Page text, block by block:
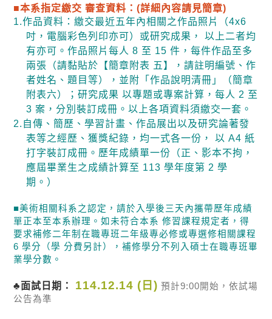
■本系指定繳交 審查資料：(詳細內容請見簡章)
1.作品資料：繳交最近五年內相關之作品照片（4x6
吋，電腦彩色列印亦可）或研究成果， 以上二者均
有亦可。作品照片每人 8 至 15件，每件作品至多
兩張（請黏貼於【簡章附表 五】，請註明編號、作
者姓名、題目等），並附「作品說明清冊」（簡章
附表六）；研究成果 以專題或專案計算，每人 2 至
3案，分別裝訂成冊。以上各項資料須繳交一套。
2. 自傳、簡歷、學習計畫、作品展出以及研究論著發
表等之經歷、獲獎紀錄，均一式各一份， 以 A4紙
打字裝訂成冊。歷年成績單一份（正、影本不拘，
應屆畢業生之成績計算至 113學年度第 2學
期。）
■美術相關科系之認定，請於入學後三天內攜帶歷年成績
單正本至本系辦理。如未符合本系 修習課程規定者，得
要求補修二年制在職專班二年級專必修或專選修相關課程
6學分（學 分費另計），補修學分不列入碩士在職專班畢
業學分數。
♣面試 日期： 114.12.14 ( 日) 預計9:00開始，依試場
公告為準